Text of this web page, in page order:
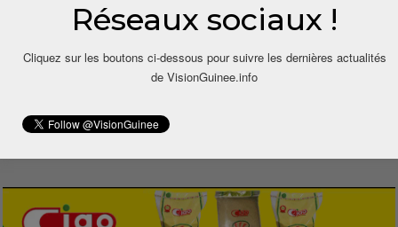
Share
Réseaux sociaux !
Cliquez sur les boutons ci-dessous pour suivre les dernières actualités
de VisionGuinee.info